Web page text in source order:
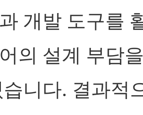
개발 도구를
의 설계 부담
니다. 결과적